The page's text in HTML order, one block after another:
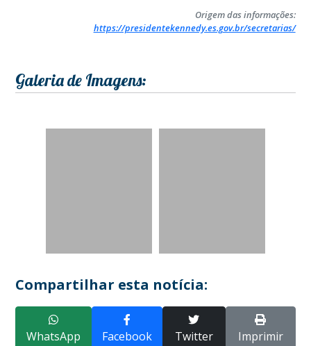
Origem das informações:
https://presidentekennedy.es.gov.br/secretarias/
Galeria de Imagens:
Compartilhar esta notícia:
WhatsApp Facebook Twitter Imprimir